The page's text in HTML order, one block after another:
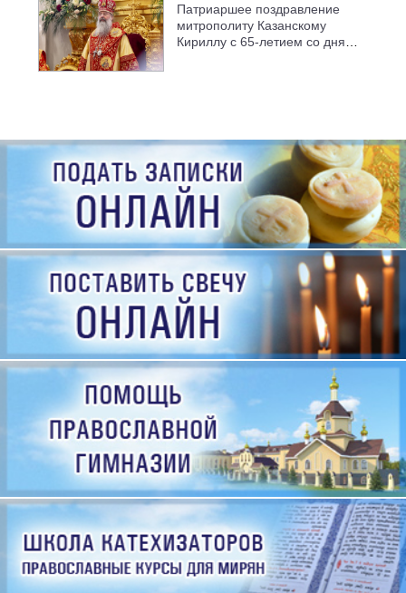
Патриаршее поздравление
митрополиту Казанскому
Кириллу с 65-летием со дня